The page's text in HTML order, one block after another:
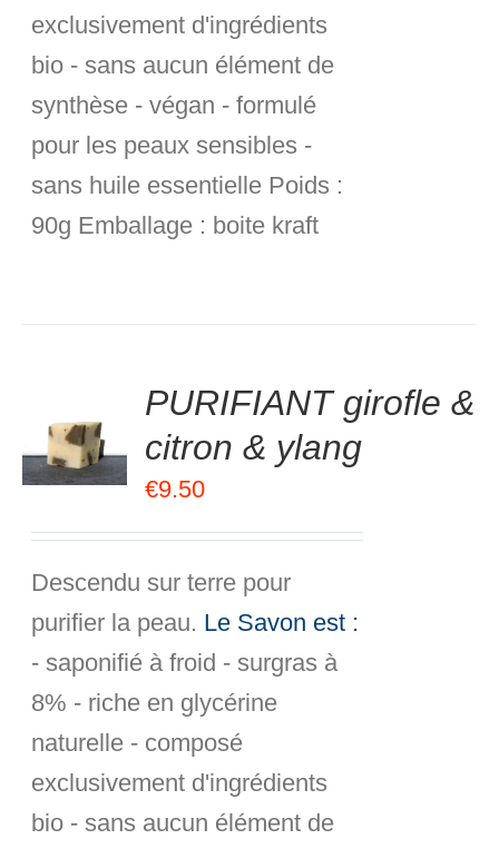
exclusivement d'ingrédients
bio - sans aucun élément de
synthèse - végan - formulé
pour les peaux sensibles -
sans huile essentielle Poids :
90g Emballage : boite kraft
PURIFIANT girofle &
citron & ylang
€9.50
Descendu sur terre pour
purifier la peau. Le Savon est :
- saponifié à froid - surgras à
8% - riche en glycérine
naturelle - composé
exclusivement d'ingrédients
bio - sans aucun élément de